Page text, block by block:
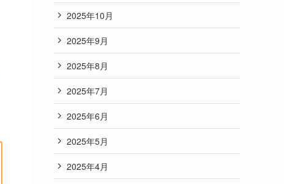
2025年10月
2025年9月
2025年8月
2025年7月
2025年6月
2025年5月
2025年4月